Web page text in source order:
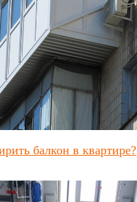
балкон в квартире?